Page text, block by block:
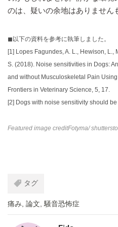
のは、疑いの余地はありません
◼︎以下の資料を参考に執筆しました。
[1] Lopes Fagundes, A. L., Hewison, L.,
S. (2018). Noise sensitivities in Dogs:
and without Musculoskeletal Pain
Frontiers in Veterinary Science, 5, 17.
[2] Dogs with noise sensitivity should
Featured image creditFotyma/
タグ
痛み 論文 騒音恐怖症